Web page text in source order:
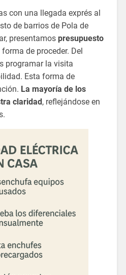
con una llegada exprés al
de barrios de Pola de
presentamos presupuesto
de proceder. Del
programar la visita
Esta forma de
La mayoría de los
claridad, reflejándose en